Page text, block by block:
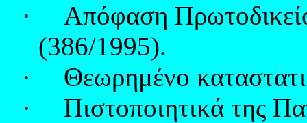
·
Απόφαση
(386/1995).
·
Θεωρημένο
·
Πιστοποιητικά της